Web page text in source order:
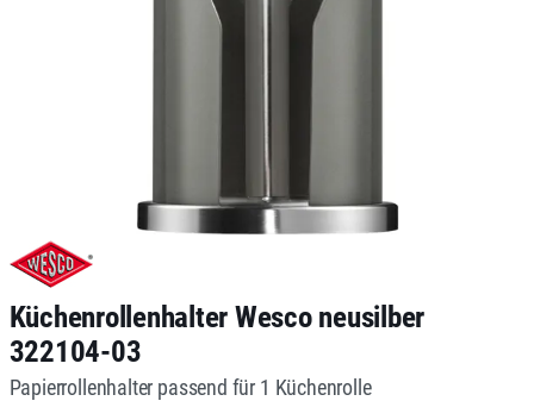
Küchenrollenhalter Wesco neusilber
322104-03
Papierrollenhalter passend für 1 Küchenrolle